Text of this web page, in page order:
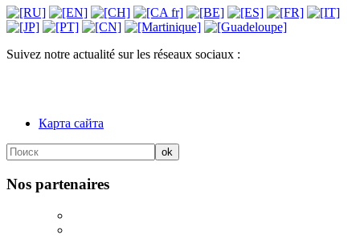
Suivez notre actualité sur les réseaux sociaux :
Карта сайта
Nos partenaires